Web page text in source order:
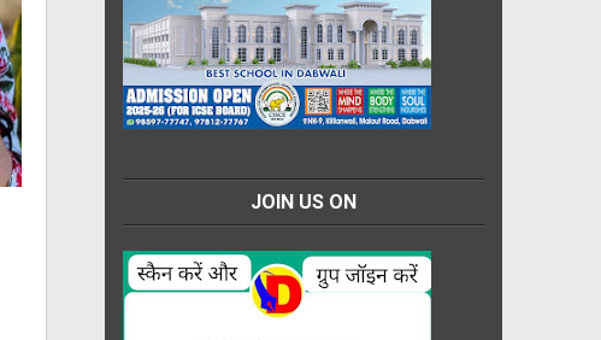
JOIN US ON